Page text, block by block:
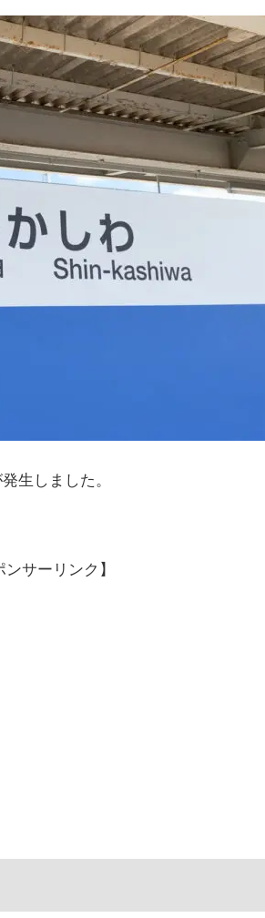
生しました。
ンサーリンク】